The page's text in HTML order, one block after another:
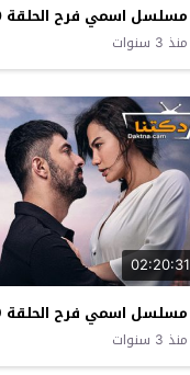
مسلسل اسمي فرح الحلقة 20 مترجم للعربية
منذ 3 سنوات
02:20:31
مسلسل اسمي فرح الحلقة 19 مترجم للعربية
منذ 3 سنوات